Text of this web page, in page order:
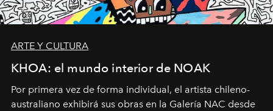
ARTE Y CULTURA
KHOA: el mundo interior de NOAK
Por primera vez de forma individual, el artista chileno-
australiano exhibirá sus obras en la Galería NAC desde